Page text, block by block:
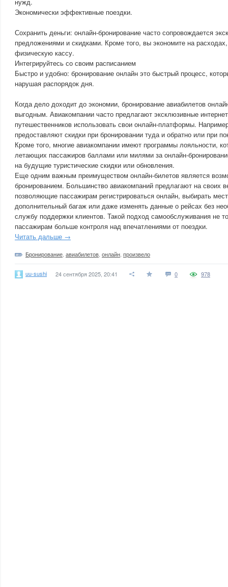
Экономически эффективные поездки.
Сохранить деньги: онлайн-бронирование часто сопровождается
предложениями и скидками. Кроме того, вы экономите на
физическую кассу.
Интегрируйтесь со своим расписанием
Быстро и удобно: бронирование онлайн это быстрый процесс,
нарушая распорядок дня.
Когда дело доходит до экономии, бронирование авиабилетов
выгодным. Авиакомпании часто предлагают эксклюзивные
путешественников использовать свои онлайн-платформы.
предоставляют скидки при бронировании туда и обратно или при
Кроме того, многие авиакомпании имеют программы лояльности,
летающих пассажиров баллами или милями за онлайн-
на будущие туристические скидки или обновления.
Еще одним важным преимуществом онлайн-билетов является
бронированием. Большинство авиакомпаний предлагают на своих
позволяющие пассажирам регистрироваться онлайн, выбирать
дополнительный багаж или даже изменять данные о рейсах без
службу поддержки клиентов. Такой подход самообслуживания не
пассажирам больше контроля над впечатлениями от поездки.
Читать дальше →
Бронирование авиабилетов онлайн произвело
uu-sushi 24 сентября 2025, 20:41 0 978